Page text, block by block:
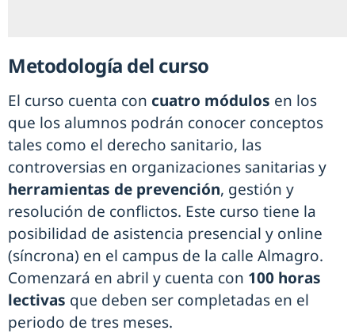
Metodología del curso
El curso cuenta con cuatro módulos en los
que los alumnos podrán conocer conceptos
tales como el derecho sanitario, las
controversias en organizaciones sanitarias y
herramientas de prevención, gestión y
resolución de conflictos. Este curso tiene la
posibilidad de asistencia presencial y online
(síncrona) en el campus de la calle Almagro.
Comenzará en abril y cuenta con 100 horas
lectivas que deben ser completadas en el
periodo de tres meses.